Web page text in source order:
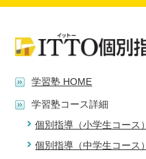
学習塾 HOME
学習塾コース詳細
個別指導（小学生コース）
個別指導（中学生コース）